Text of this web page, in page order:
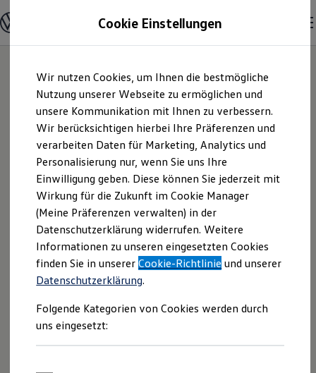
Hauptinhalt
springen
Footer
springen
Modelle & Konfigurator
Nutzfahrzeugkategorien entdecken
Modelle konfigurieren
Vorgängermodelle und Oldtimer
Vorgängermodelle
Oldtimer
Bulli Historie
Branchenlösungen & Gewerbekunden
Umbaulösungen und Hersteller finden
Auf- und Umbauten entdecken & konfigurieren
Groß- und Sonderkunden
Großkunden
Kommunen & Behörden
Journalisten
Sportvereine
Branchenlösungen
Bau & Handwerk
Gewerbliche Personenbeförderung
Service & mobile Werkstätten
Kurier, Logistik & Handel
Feuerwehr
Rettungsdienste
ONE Business ID Vorteile
Fahrzeugsuche & Marktplatz
Autohaus Erdle e. K.
Inh. Bernhard Erdle |
Impressum &
Rechtliches
Hier finden Sie Informationen über die
Autohaus Erdle e. K. Inh. Bernhard Erdle
als verantwortliche Anbieterin von
Inhalten und Angeboten, die auf dieser
Cookie Einstellungen
Wir nutzen Cookies, um Ihnen die bestmögliche
Nutzung unserer Webseite zu ermöglichen und
unsere Kommunikation mit Ihnen zu verbessern.
Wir berücksichtigen hierbei Ihre Präferenzen und
verarbeiten Daten für Marketing, Analytics und
Personalisierung nur, wenn Sie uns Ihre
Einwilligung geben. Diese können Sie jederzeit mit
Wirkung für die Zukunft im Cookie Manager
(Meine Präferenzen verwalten) in der
Datenschutzerklärung widerrufen. Weitere
Informationen zu unseren eingesetzten Cookies
finden Sie in unsererCookie-Richtlinie und unserer
Datenschutzerklärung.
Folgende Kategorien von Cookies werden durch
uns eingesetzt: